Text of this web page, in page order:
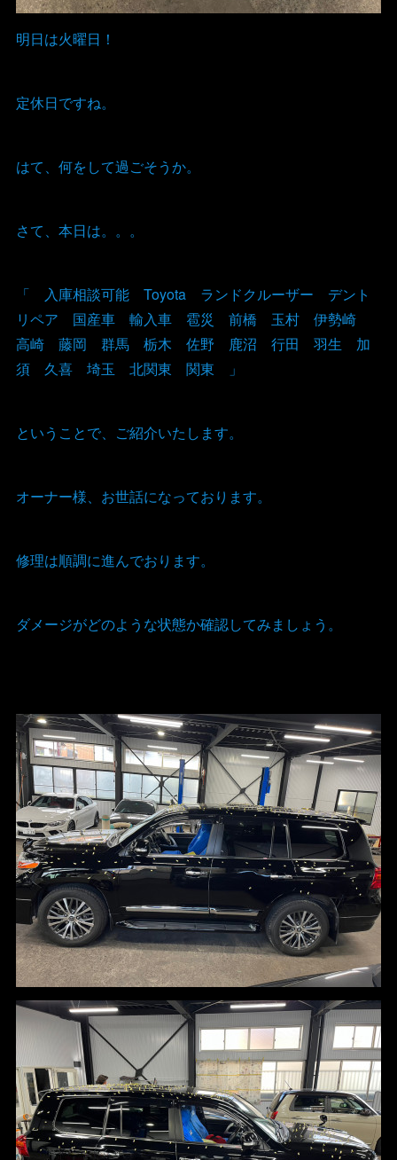
明日は火曜日！
定休日ですね。
はて、何をして過ごそうか。
さて、本日は。。。
「 入庫相談可能 Toyota ランドクルーザー デント
リペア 国産車 輸入車 雹災 前橋 玉村 伊勢崎
高崎 藤岡 群馬 栃木 佐野 鹿沼 行田 羽生 加
須 久喜 埼玉 北関東 関東 」
ということで、ご紹介いたします。
オーナー様、お世話になっております。
修理は順調に進んでおります。
ダメージがどのような状態か確認してみましょう。